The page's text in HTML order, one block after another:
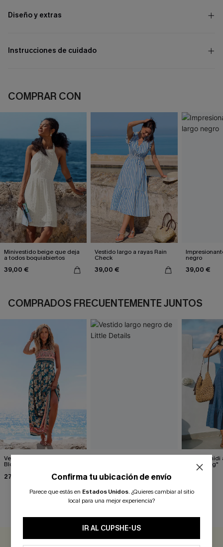
Diseño y extras
Instrucciones de cuidado
COMPRAR CON
Minivestido beige que deja
a todos boquiabiertos
39,00 €
Vestido largo a rayas Rain
Check
39,00 €
negro
39,00 €
COMPRADOS FRECUENTEMENTE JUNTOS
Vestido largo floral Spring
Blooms
27,10 € 36,00 €
Vestido
Something"
RESEÑAS DE CLIENTES
Confirma tu ubicación de envío
Parece que estás en Estados Unidos. ¿Quieres cambiar al sitio
local para una mejor experiencia?
IR AL CUPSHE-US